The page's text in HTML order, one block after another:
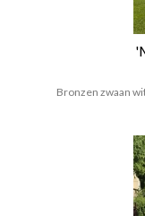
Bronzen zwaan